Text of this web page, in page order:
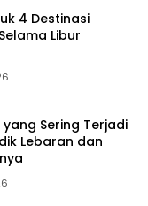
4 Destinasi
Libur
Sering Terjadi
Lebaran dan